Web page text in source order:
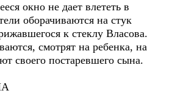
окно не дает влететь в
оборачиваются на стук
к стеклу Власова.
смотрят на ребенка, на
своего постаревшего сына.